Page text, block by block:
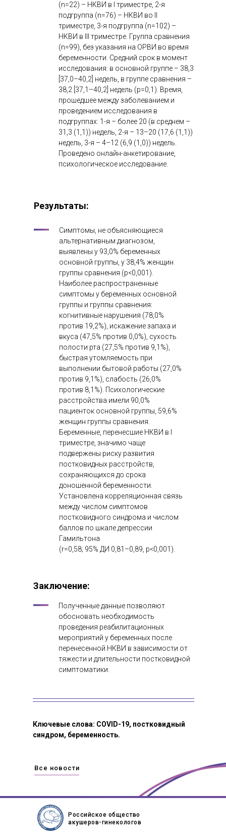
Результаты:
Ключевые слова: COVID-19, постковидный
синдром, беременность.
Симптомы, не объясняющиеся
альтернативным диагнозом,
выявлены у 93,0% беременных
основной группы, у 38,4% женщин
группы сравнения (p<0,001).
Наиболее распространенные
симптомы у беременных основной
группы и группы сравнения:
когнитивные нарушения (78,0%
против 19,2%), искажение запаха и
вкуса (47,5% против 0,0%), сухость
полости рта (27,5% против 9,1%),
быстрая утомляемость при
выполнении бытовой работы (27,0%
против 9,1%), слабость (26,0%
против 8,1%). Психологические
расстройства имели 90,0%
пациенток основной группы, 59,6%
женщин группы сравнения.
Беременные, перенесшие НКВИ в I
триместре, значимо чаще
подвержены риску развития
постковидных расстройств,
сохраняющихся до срока
доношенной беременности.
Установлена корреляционная связь
между числом симптомов
постковидного синдрома и числом
баллов по шкале депрессии
Гамильтона
(r=0,58; 95% ДИ 0,81–0,89, р<0,001).
Заключение:
Полученные данные позволяют
обосновать необходимость
проведения реабилитационных
мероприятий у беременных после
перенесенной НКВИ в зависимости от
тяжести и длительности постковидной
симптоматики.
Все новости
(n=22) – НКВИ в I триместре, 2-я
подгруппа (n=76) – НКВИ во II
триместре, 3-я подгруппа (n=102) –
НКВИ в III триместре. Группа сравнения
(n=99), без указания на ОРВИ во время
беременности. Средний срок в момент
исследования: в основной группе – 38,3
[37,0–40,2] недель, в группе сравнения –
38,2 [37,1–40,2] недель (p=0,1). Время,
прошедшее между заболеванием и
проведением исследования в
подгруппах: 1-я – более 20 (в среднем –
31,3 (1,1)) недель, 2-я – 13–20 (17,6 (1,1))
недель, 3-я – 4–12 (6,9 (1,0)) недель.
Проведено онлайн-анкетирование,
психологическое исследование.
Российское общество
акушеров-гинекологов